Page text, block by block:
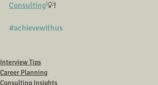
Consulting💡!
#achievewithus
Interview Tips
Career Planning
Consulting Insights